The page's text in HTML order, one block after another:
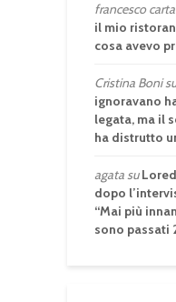
francesco carta
il mio
cosa avevo
Cristina Boni
ignoravano
legata, ma il
ha distrutto
agatasu
dopo
“Mai più
sono passati